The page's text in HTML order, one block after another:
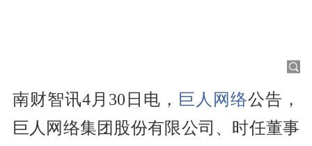
南财智讯4月30日电， 巨人网络公告，
巨人网络集团股份有限公司、时任董事